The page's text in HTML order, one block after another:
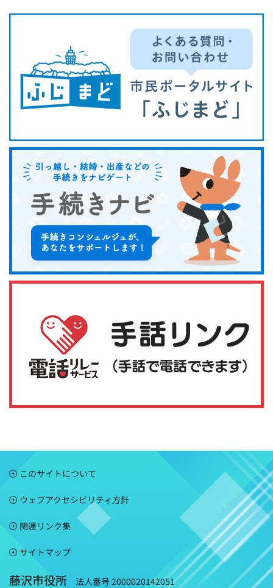
このサイトについて
ウェブアクセシビリティ方針
関連リンク集
サイトマップ
藤沢市役所 法人番号 2000020142051